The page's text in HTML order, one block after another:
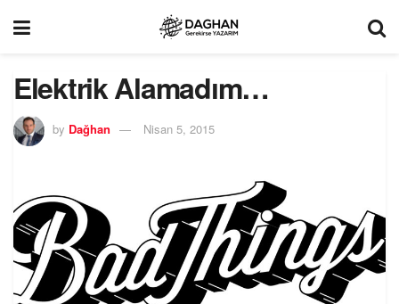
Elektrik Alamadım…
by Dağhan Nisan 5, 2015